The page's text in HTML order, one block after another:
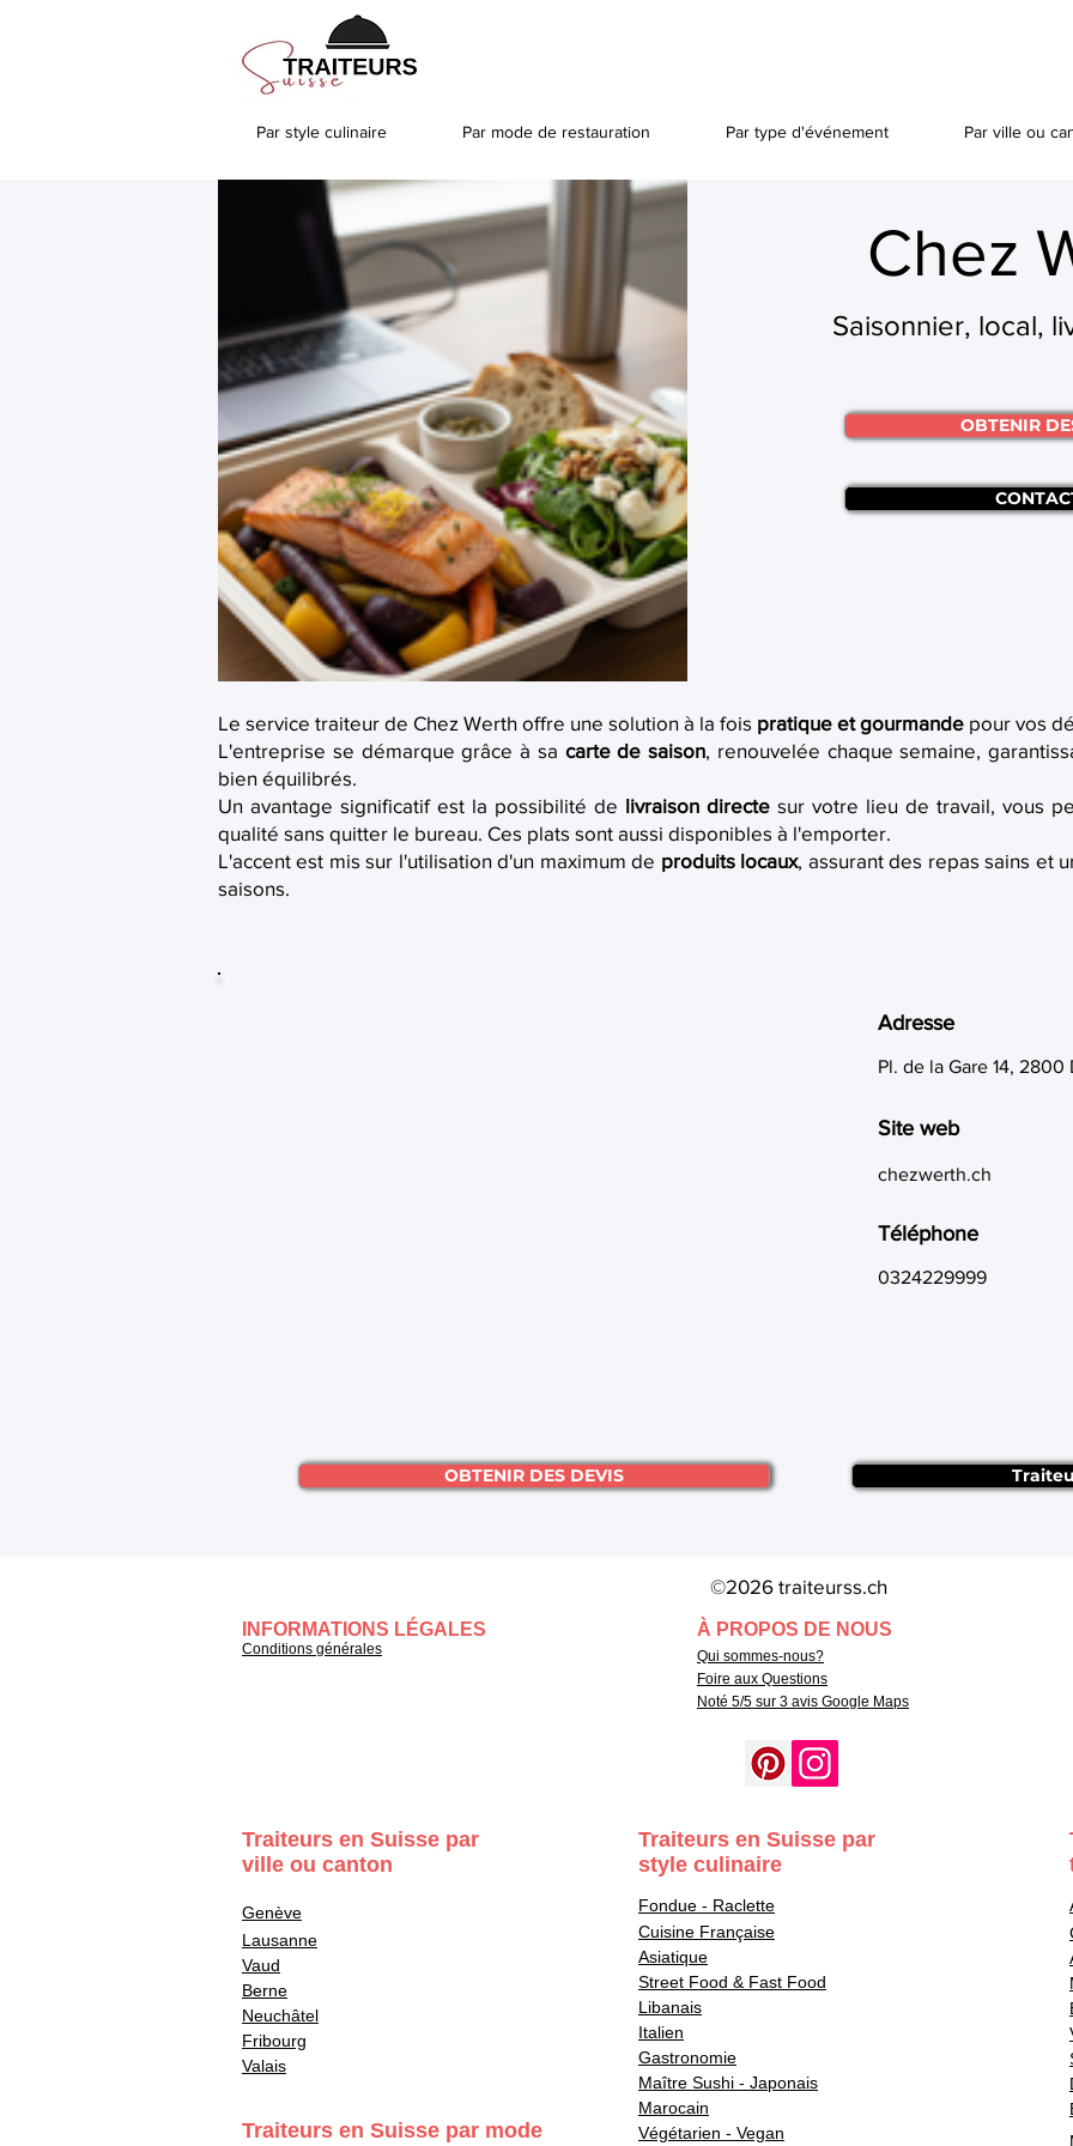
Par style culinaire Par mode de restauration Par type d'événement Par ville ou
Chez
Saisonnier, local,
OBTENIR
Le service traiteur de Chez Werth offre une solution à la fois pratique et gourmande pour vos
L'entreprise se démarque grâce à sa carte de saison, renouvelée chaque semaine,
bien équilibrés.
Un avantage significatif est la possibilité de livraison directe sur votre lieu de travail, vous
qualité sans quitter le bureau. Ces plats sont aussi disponibles à l'emporter.
L'accent est mis sur l'utilisation d'un maximum de produits locaux, assurant des repas sains et
saisons.
Adresse
Pl. de la Gare 14,
Site web
chezwerth.ch
Téléphone
0324229999
OBTENIR DES DEVIS
©2026 traiteurss.ch
INFORMATIONS LÉGALES
Conditions générales
À PROPOS DE NOUS
Qui sommes-nous?
Foire aux Questions
Noté 5/5 sur 3 avis Google Maps
Traiteurs en Suisse par
ville ou canton
Genève
Lausanne
Vaud
Berne
Neuchâtel
Fribourg
Valais
Traiteurs en Suisse par
style culinaire
Fondue - Raclette
Cuisine Française
Asiatique
Street Food & Fast Food
Libanais
Italien
Gastronomie
Maître Sushi - Japonais
Marocain
Traiteurs en Suisse par mode
Végétarien - Vegan